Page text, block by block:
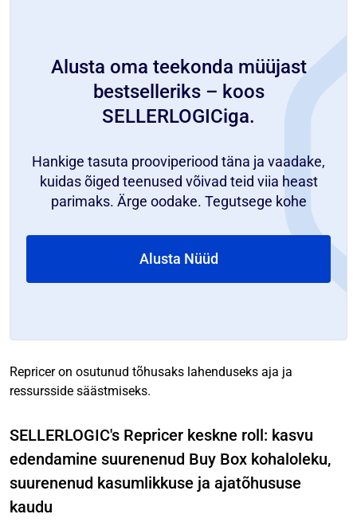
Alusta oma teekonda müüjast
bestselleriks – koos
SELLERLOGICiga.
Hankige tasuta prooviperiood täna ja vaadake,
kuidas õiged teenused võivad teid viia heast
parimaks. Ärge oodake. Tegutsege kohe
Alusta Nüüd
Repricer on osutunud tõhusaks lahenduseks aja ja
ressursside säästmiseks.
SELLERLOGIC's Repricer keskne roll: kasvu
edendamine suurenenud Buy Box kohaloleku,
suurenenud kasumlikkuse ja ajatõhususe
kaudu